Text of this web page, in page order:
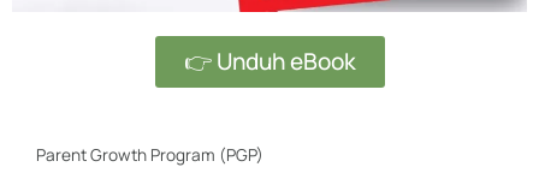
👉 Unduh eBook
Parent Growth Program (PGP)